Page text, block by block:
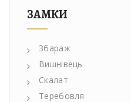
ЗАМКИ
Збараж
Вишнівець
Скалат
Теребовля